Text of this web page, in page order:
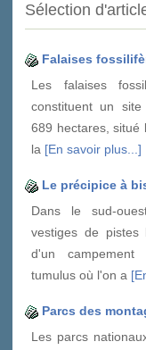
Sélection
Falaises
Les falaises
constituent un site
689 hectares, situé
la [En savoir plus...]
Le précipice à
Dans le sud-
vestiges de pistes
d'un
tumulus où l'on a
Parcs des
Les parcs